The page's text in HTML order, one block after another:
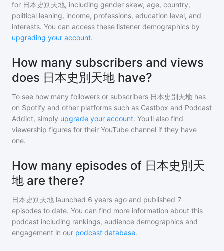
for 日本史別天地, including gender skew, age, country,
political leaning, income, professions, education level, and
interests. You can access these listener demographics by
upgrading your account.
How many subscribers and views
does 日本史別天地 have?
To see how many followers or subscribers 日本史別天地 has
on Spotify and other platforms such as Castbox and Podcast
Addict, simply upgrade your account. You'll also find
viewership figures for their YouTube channel if they have
one.
How many episodes of 日本史別天
地 are there?
日本史別天地 launched 6 years ago and published 7
episodes to date. You can find more information about this
podcast including rankings, audience demographics and
engagement in our podcast database.